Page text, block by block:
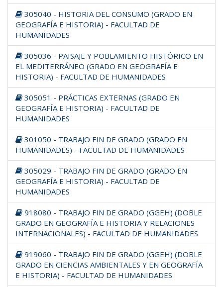
305040 - HISTORIA DEL CONSUMO (GRADO EN
GEOGRAFÍA E HISTORIA) - FACULTAD DE
HUMANIDADES
305036 - PAISAJE Y POBLAMIENTO HISTÓRICO EN
EL MEDITERRÁNEO (GRADO EN GEOGRAFÍA E
HISTORIA) - FACULTAD DE HUMANIDADES
305051 - PRÁCTICAS EXTERNAS (GRADO EN
GEOGRAFÍA E HISTORIA) - FACULTAD DE
HUMANIDADES
301050 - TRABAJO FIN DE GRADO (GRADO EN
HUMANIDADES) - FACULTAD DE HUMANIDADES
305029 - TRABAJO FIN DE GRADO (GRADO EN
GEOGRAFÍA E HISTORIA) - FACULTAD DE
HUMANIDADES
918080 - TRABAJO FIN DE GRADO (GGEH) (DOBLE
GRADO EN GEOGRAFÍA E HISTORIA Y RELACIONES
INTERNACIONALES) - FACULTAD DE HUMANIDADES
919060 - TRABAJO FIN DE GRADO (GGEH) (DOBLE
GRADO EN CIENCIAS AMBIENTALES Y EN GEOGRAFÍA
E HISTORIA) - FACULTAD DE HUMANIDADES